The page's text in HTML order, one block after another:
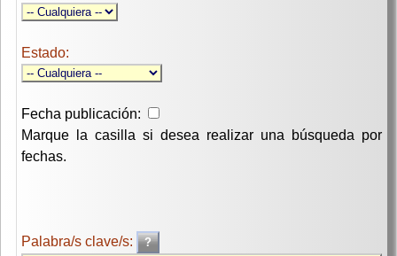
Estado:
Fecha publicación:
Marque la casilla si desea realizar una búsqueda por
fechas.
Palabra/s clave/s: